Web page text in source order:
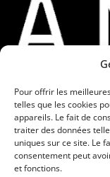
Pour offrir les
telles que les cookies
appareils. Le fait de
traiter des données
uniques sur ce site. Le
consentement peut
et fonctions.
Contacts
06 82 50 47 52